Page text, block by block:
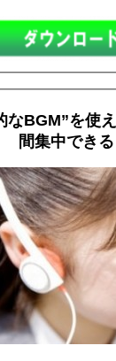
BGM”を使え
間集中できる